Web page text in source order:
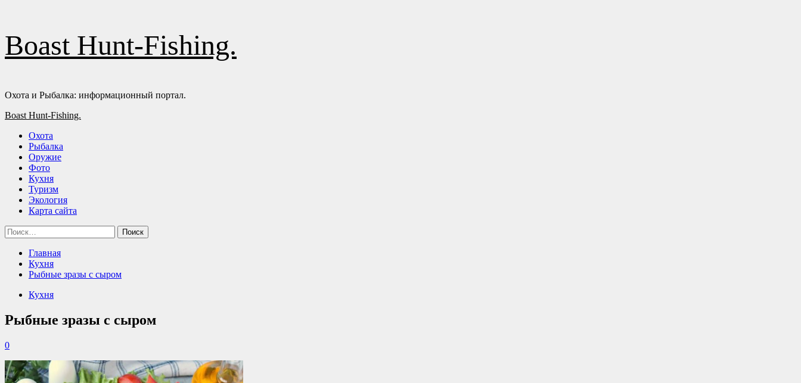
содержимому
Boast Hunt-Fishing.
Охота и Рыбалка: информационный портал.
Основное
Boast Hunt-Fishing.
Охота
Рыбалка
Оружие
Фото
Кухня
Туризм
Экология
Карта сайта
Найти:
Главная
Кухня
Рыбные зразы с сыром
Кухня
Рыбные зразы с сыром
0